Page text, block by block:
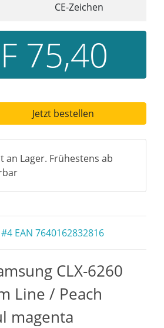
CE-Zeichen
75,40
Jetzt bestellen
an Lager. Frühestens ab
EAN 7640162832816
CLX-6260
Line / Peach
magenta